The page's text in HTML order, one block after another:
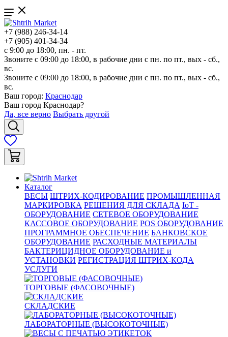
+7 (988) 246-34-14
+7 (905) 401-34-34
с 9:00 до 18:00, пн. - пт.
Звоните с 09:00 до 18:00, в рабочие дни с пн. по пт., вых - сб.,
вс.
Звоните с 09:00 до 18:00, в рабочие дни с пн. по пт., вых - сб.,
вс.
Ваш город: Краснодар
Ваш город Краснодар?
Да, все верно Выбрать другой
Каталог
ВЕСЫ ШТРИХ-КОДИРОВАНИЕ ПРОМЫШЛЕННАЯ
МАРКИРОВКА РЕШЕНИЯ ДЛЯ СКЛАДА IoT -
ОБОРУДОВАНИЕ СЕТЕВОЕ ОБОРУДОВАНИЕ
КАССОВОЕ ОБОРУДОВАНИЕ POS ОБОРУДОВАНИЕ
ПРОГРАММНОЕ ОБЕСПЕЧЕНИЕ БАНКОВСКОЕ
ОБОРУДОВАНИЕ РАСХОДНЫЕ МАТЕРИАЛЫ
БАКТЕРИЦИДНОЕ ОБОРУДОВАНИЕ и
УСТАНОВКИ РЕГИСТРАЦИЯ ШТРИХ-КОДА
УСЛУГИ
ТОРГОВЫЕ (ФАСОВОЧНЫЕ)
СКЛАДСКИЕ
ЛАБОРАТОРНЫЕ (ВЫСОКОТОЧНЫЕ)